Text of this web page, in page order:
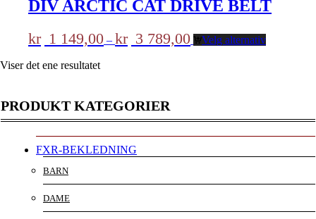
DIV ARCTIC CAT DRIVE BELT
kr 1 149,00 – kr 3 789,00 Prisområde:
kr 1
Velg alternativ
Viser det ene resultatet
PRODUKT KATEGORIER
FXR-BEKLEDNING
BARN
DAME